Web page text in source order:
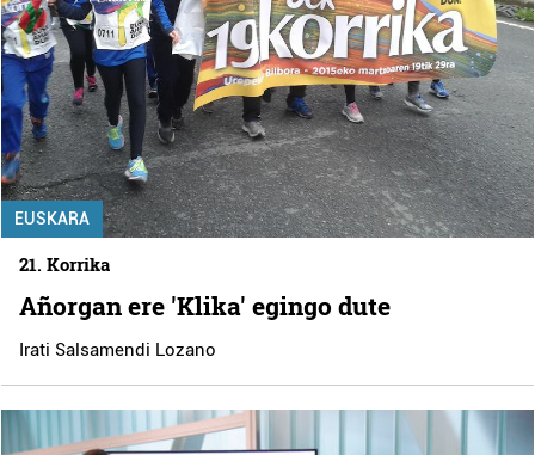
EUSKARA
21. Korrika
Añorgan ere 'Klika' egingo dute
Irati Salsamendi Lozano